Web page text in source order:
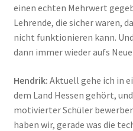
einen echten Mehrwert
Lehrende, die sicher waren,
nicht funktionieren kann.
dann immer wieder aufs
Hendrik: Aktuell gehe ich in
dem Land Hessen gehört,
motivierter Schüler
haben wir, gerade was die